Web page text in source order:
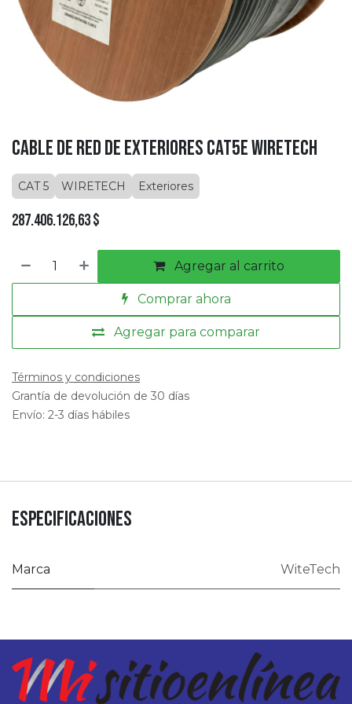
Cable de Red de Exteriores CAT5E Wiretech
CAT 5 WIRETECH Exteriores
287.406.126,63$
Agregar al carrito
Comprar ahora
Agregar para comparar
Términos y condiciones
Grantía de devolución de 30 días
Envío: 2-3 días hábiles
Especificaciones
Marca WiteTech